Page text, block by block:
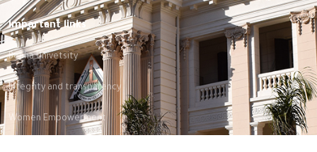
Important links
Benha Univetsity
Integrity and transparency
Women Empowerment